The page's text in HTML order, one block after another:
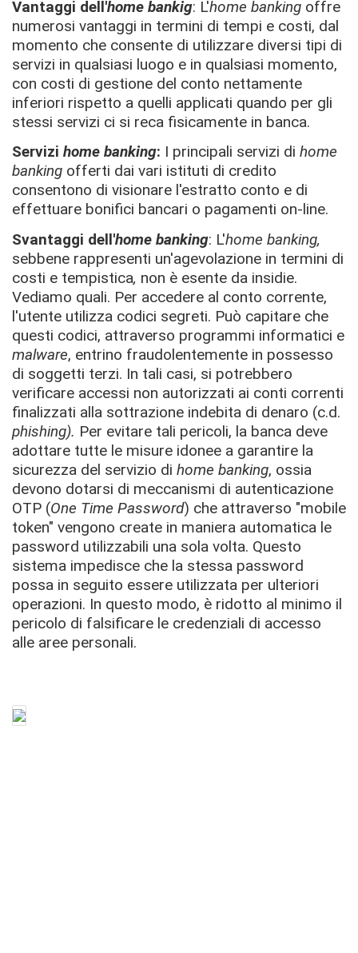
Vantaggi dell'home bankig: L'home banking offre
numerosi vantaggi in termini di tempi e costi, dal
momento che consente di utilizzare diversi tipi di
servizi in qualsiasi luogo e in qualsiasi momento,
con costi di gestione del conto nettamente
inferiori rispetto a quelli applicati quando per gli
stessi servizi ci si reca fisicamente in banca.
Servizi home banking: I principali servizi di home
banking offerti dai vari istituti di credito
consentono di visionare l'estratto conto e di
effettuare bonifici bancari o pagamenti on-line.
Svantaggi dell'home banking: L'home banking,
sebbene rappresenti un'agevolazione in termini di
costi e tempistica, non è esente da insidie.
Vediamo quali. Per accedere al conto corrente,
l'utente utilizza codici segreti. Può capitare che
questi codici, attraverso programmi informatici e
malware, entrino fraudolentemente in possesso
di soggetti terzi. In tali casi, si potrebbero
verificare accessi non autorizzati ai conti correnti
finalizzati alla sottrazione indebita di denaro (c.d.
phishing). Per evitare tali pericoli, la banca deve
adottare tutte le misure idonee a garantire la
sicurezza del servizio di home banking, ossia
devono dotarsi di meccanismi di autenticazione
OTP (One Time Password) che attraverso "mobile
token" vengono create in maniera automatica le
password utilizzabili una sola volta. Questo
sistema impedisce che la stessa password
possa in seguito essere utilizzata per ulteriori
operazioni. In questo modo, è ridotto al minimo il
pericolo di falsificare le credenziali di accesso
alle aree personali.